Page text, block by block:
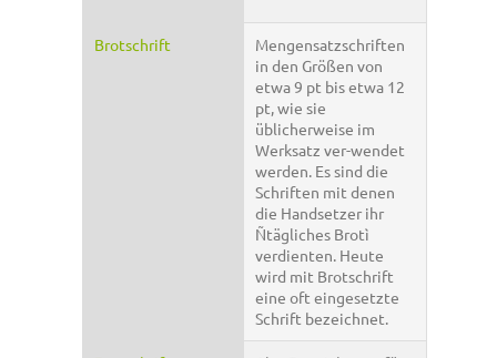
Brotschrift
Mengensatzschriften
in den Größen von
etwa 9 pt bis etwa 12
pt, wie sie
üblicherweise im
Werksatz ver-wendet
werden. Es sind die
Schriften mit denen
die Handsetzer ihr
Ñtägliches Brotì
verdienten. Heute
wird mit Brotschrift
eine oft eingesetzte
Schrift bezeichnet.